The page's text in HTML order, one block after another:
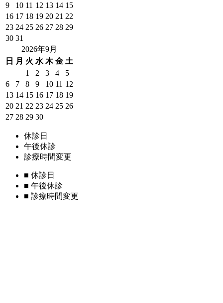
9
10 11 12 13 14 15
16 17 18 19 20 21 22
23 24 25 26 27 28 29
30 31
2026年9月
日
月 火 水 木 金 土
1
2 3 4
5
6
7 8 9 10 11 12
13 14 15 16 17 18 19
20 21 22 23 24 25 26
27 28 29 30
休診日
午後休診
診療時間変更
■ 休診日
■ 午後休診
■ 診療時間変更